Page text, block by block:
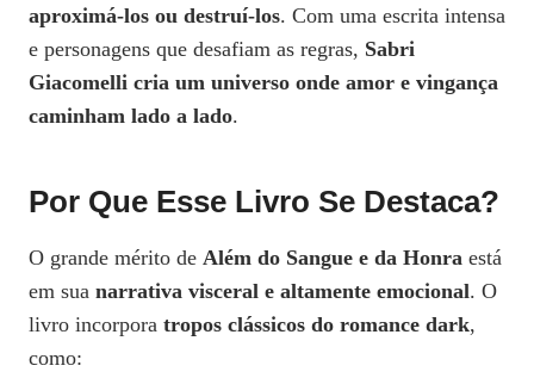
aproximá-los ou destruí-los. Com uma escrita intensa
e personagens que desafiam as regras, Sabri
Giacomelli cria um universo onde amor e vingança
caminham lado a lado.
Por Que Esse Livro Se Destaca?
O grande mérito de Além do Sangue e da Honra está
em sua narrativa visceral e altamente emocional. O
livro incorpora tropos clássicos do romance dark,
como: